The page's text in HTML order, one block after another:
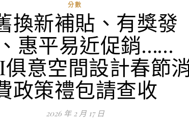
分數
換新補貼、有獎發
惠平易近促銷……
俱意空間設計春節
政策禮包請查收
2026 年 2 月 17 日